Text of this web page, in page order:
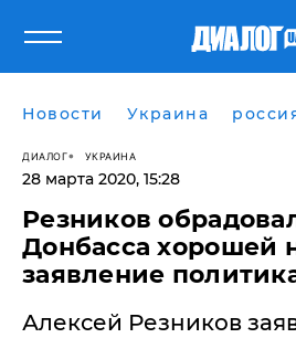
Новости Украина
ДИАЛОГ УКРАИНА
28 марта 2020, 15:28
Резников
Донбасса хорошей
заявление
Алексей Резников